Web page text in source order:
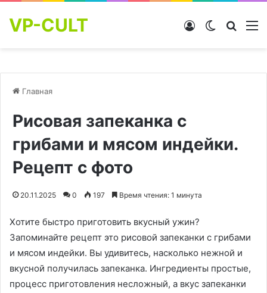
VP-CULT Switch skin
Войти
Главная
Рисовая запеканка с
грибами и мясом индейки.
Рецепт с фото
20.11.2025 0 197 Время чтения: 1 минута
Хотите быстро приготовить вкусный ужин?
Запоминайте рецепт это рисовой запеканки с грибами
и мясом индейки. Вы удивитесь, насколько нежной и
вкусной получилась запеканка. Ингредиенты простые,
процесс приготовления несложный, а вкус запеканки